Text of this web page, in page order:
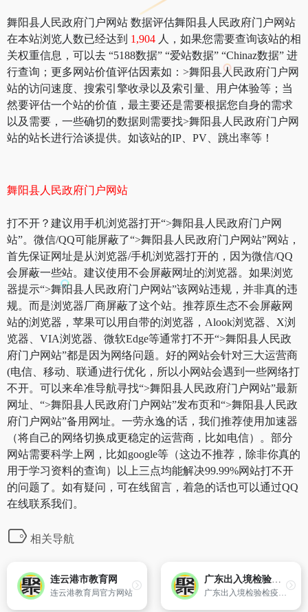
舞阳县人民政府门户网站 数据评估舞阳县人民政府门户网站
在本站浏览人数已经达到 1,904 人，如果您需要查询该站的相
关权重信息，可以去 “5188数据” “爱站数据” “Chinaz数据” 进
行查询；更多网站价值评估因素如：>舞阳县人民政府门户网
站的访问速度、搜索引擎收录以及索引量、用户体验等；当
然要评估一个站的价值，最主要还是需要根据您自身的需求
以及需要，一些确切的数据则需要找>舞阳县人民政府门户网
站的站长进行洽谈提供。如该站的IP、PV、跳出率等！
舞阳县人民政府门户网站
打不开？建议用手机浏览器打开“>舞阳县人民政府门户网
站”。微信/QQ可能屏蔽了“>舞阳县人民政府门户网站”网站，
首先保证网址是从浏览器/手机浏览器打开的，因为微信/QQ
会屏蔽一些站。建议使用不会屏蔽网址的浏览器。如果浏览
器提示“>舞阳县人民政府门户网站”该网站违规，并非真的违
规。而是浏览器厂商屏蔽了这个站。推荐原生态不会屏蔽网
站的浏览器，苹果可以用自带的浏览器，Alook浏览器、X浏
览器、VIA浏览器、微软Edge等通常打不开“>舞阳县人民政
府门户网站”都是因为网络问题。好的网站会针对三大运营商
(电信、移动、联通)进行优化，所以小网站会遇到一些网络打
不开。可以来牟准导航寻找“>舞阳县人民政府门户网站”最新
网址、“>舞阳县人民政府门户网站”发布页和“>舞阳县人民政
府门户网站”备用网址。一劳永逸的话，我们推荐使用加速器
（将自己的网络切换成更稳定的运营商，比如电信）。部分
网站需要科学上网，比如google等（这边不推荐，除非你真的
用于学习资料的查询）以上三点均能解决99.99%网站打不开
的问题了。如有疑问，可在线留言，着急的话也可以通过QQ
在线联系我们。
相关导航
连云港市教育网
连云港教育局官方网站
广东出入境检验检疫局
广东出入境检验检疫局政务网站是广东出入境检验检疫局面向社会进行信息发布、提供公共服务及与公众交流互动的唯一网络窗口,网站平台由广东出入境检验检疫局信息中心负责建设与维护。